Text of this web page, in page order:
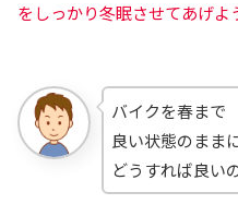
をしっかり冬眠させてあげよ
バイクを春まで
良い状態のまま
どうすれば良い